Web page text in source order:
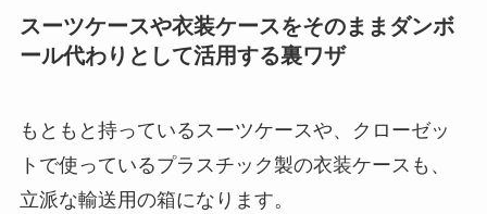
スーツケースや衣装ケースをそのままダンボ
ール代わりとして活用する裏ワザ
もともと持っているスーツケースや、クローゼッ
トで使っているプラスチック製の衣装ケースも、
立派な輸送用の箱になります。